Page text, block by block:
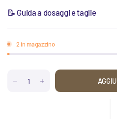
📝 Guida a dosaggi e taglie
2 in magazzino